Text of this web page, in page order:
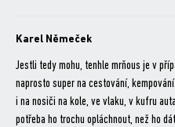
Karel Němeček
Jestli tedy mohu, tenhle mrňous je v
naprosto super na cestování,
i na nosiči na kole, ve vlaku, v kufru
potřeba ho trochu opláchnout, než ho